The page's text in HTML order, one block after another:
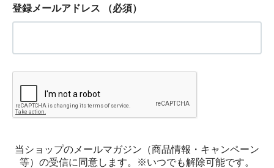
登録メールアドレス （必須）
当ショップのメールマガジン（商品情報・キャンペーン
等）の受信に同意します。※いつでも解除可能です。